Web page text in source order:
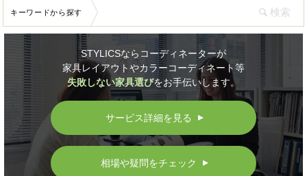
キーワードから探す
STYLICSならコーディネーターが
家具レイアウトやカラーコーディネート等
失敗しない家具選びをお手伝いします。
サービス詳細を見る ▲
相場や疑問をチェック ▲